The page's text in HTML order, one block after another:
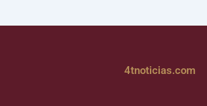
4tnoticias.com